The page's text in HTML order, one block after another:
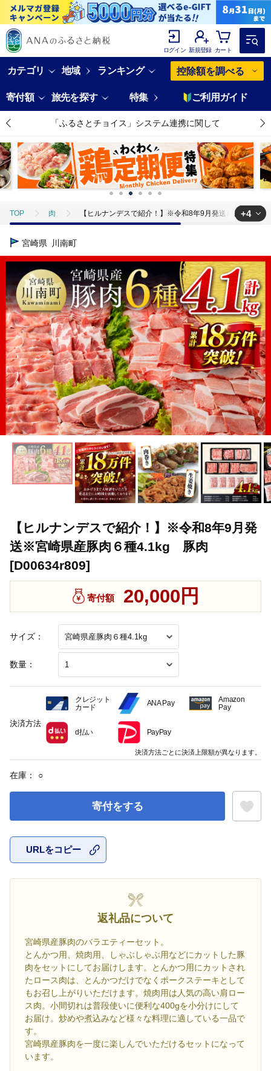
ログイン 新規登録 カート
カテゴリ 地域 ランキング 控除額を調べる
寄付額 旅先を探す 特集 ご利用ガイド
「ふるさとチョイス」システム連携に関して
TOP 肉 【ヒルナンデスで紹介！】※令和8年9月発送※宮崎県産
TOP
TOP 肉 豚肉 ステーキ(豚肉) 【ヒルナンデスで紹介
TOP 肉 豚肉 すき焼き(豚肉) 【ヒルナンデスで紹介
TOP 肉 豚肉 しゃぶしゃぶ(豚肉) 【ヒルナンデスで
+4
宮崎県 川南町
【ヒルナンデスで紹介！】※令和8年9月発
送※宮崎県産豚肉６種4.1kg 豚肉
[D00634r809]
サイズ：
数量：
寄付額 20,000円
在庫： ○
寄付をする
URLをコピー
返礼品について
宮崎県産豚肉のバラエティーセット。
とんかつ用、焼肉用、しゃぶしゃぶ用などにカットした豚
肉をセットにしてお届けします。とんかつ用にカットされ
たロース肉は、とんかつだけでなくポークステーキとして
もお召し上がりいただけます。焼肉用は人気の高い肩ロー
ス肉。小間切れは普段使いに便利な400gを小分けにして
お届け。炒めや煮込みなど様々な料理に適している一品で
す。
宮崎県産豚肉を一度に楽しんでいただけるセットになって
います。
決済方法
クレジット
カード
ANA Pay
Amazon
Pay
d払い PayPay
決済方法ごとに決済上限額が異なります。